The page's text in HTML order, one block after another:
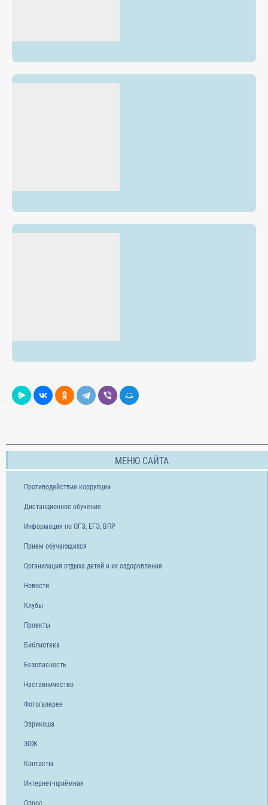
МЕНЮ САЙТА
Противодействие коррупции
Дистанционное обучение
Информация по ОГЭ, ЕГЭ, ВПР
Прием обучающихся
Организация отдыха детей и их оздоровления
Новости
Клубы
Проекты
Библиотека
Безопасность
Наставничество
Фотогалерея
Эврикоша
ЗОЖ
Контакты
Интернет-приёмная
Опрос